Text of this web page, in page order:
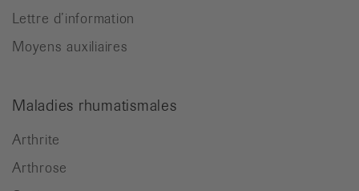
Lettre d’information
Moyens auxiliaires
Maladies rhumatismales
Arthrite
Arthrose